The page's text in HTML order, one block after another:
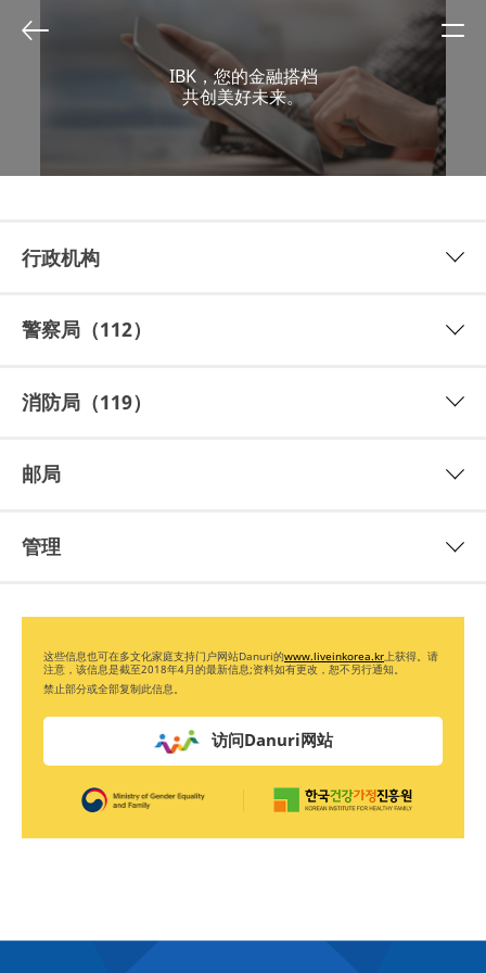
IBK，您的金融搭档
共创美好未来。
行政机构
警察局（112）
消防局（119）
邮局
管理
这些信息也可在多文化家庭支持门户网站Danuri的www.liveinkorea.kr上获得。请
注意，该信息是截至2018年4月的最新信息;资料如有更改，恕不另行通知。
禁止部分或全部复制此信息。
访问Danuri网站